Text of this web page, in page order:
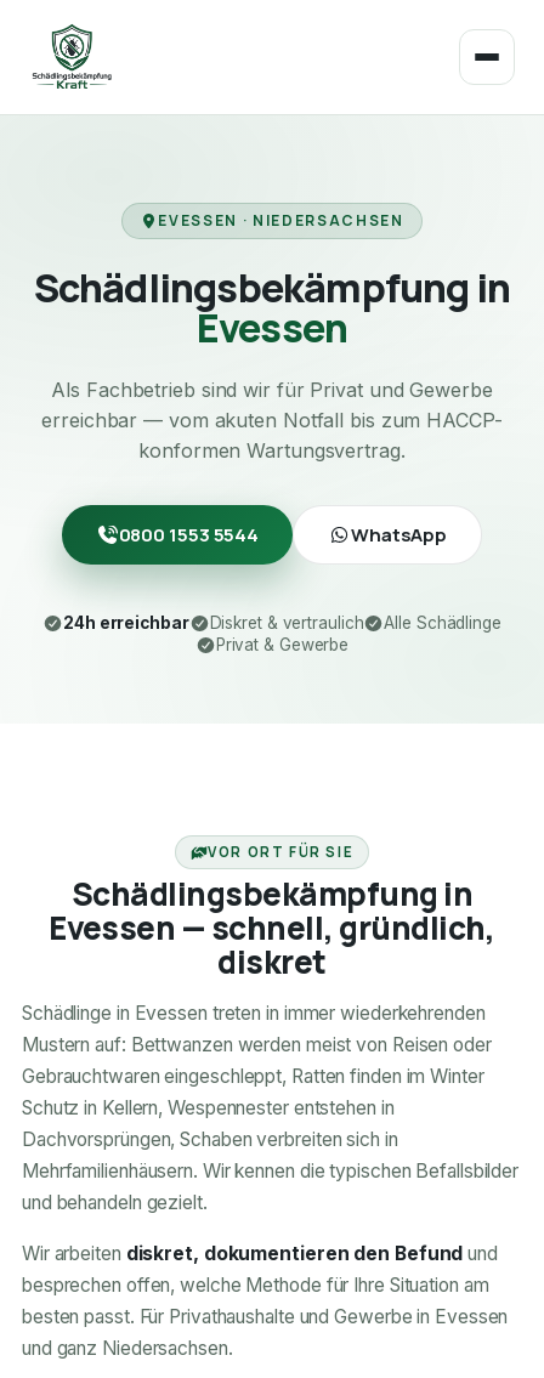
EVESSEN · NIEDERSACHSEN
Schädlingsbekämpfung in
Evessen
Als Fachbetrieb sind wir für Privat und Gewerbe
erreichbar — vom akuten Notfall bis zum HACCP-
konformen Wartungsvertrag.
0800 1553 5544 WhatsApp
24h erreichbar Diskret & vertraulich
Alle Schädlinge
Privat & Gewerbe
VOR ORT FÜR SIE
Schädlingsbekämpfung in
Evessen — schnell, gründlich,
diskret
Schädlinge in Evessen treten in immer wiederkehrenden
Mustern auf: Bettwanzen werden meist von Reisen oder
Gebrauchtwaren eingeschleppt, Ratten finden im Winter
Schutz in Kellern, Wespennester entstehen in
Dachvorsprüngen, Schaben verbreiten sich in
Mehrfamilienhäusern. Wir kennen die typischen Befallsbilder
und behandeln gezielt.
Wir arbeiten diskret, dokumentieren den Befund und
besprechen offen, welche Methode für Ihre Situation am
besten passt. Für Privathaushalte und Gewerbe in Evessen
und ganz Niedersachsen.